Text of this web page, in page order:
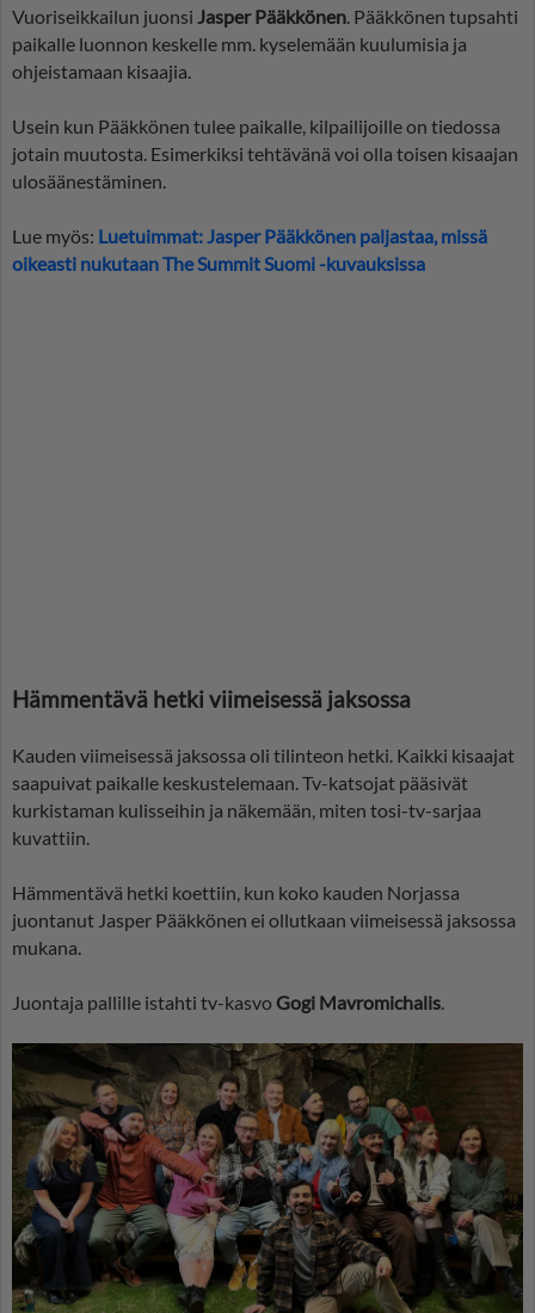
Vuoriseikkailun juonsi Jasper Pääkkönen . Pääkkönen tupsahti
paikalle luonnon keskelle mm. kyselemään kuulumisia ja
ohjeistamaan kisaajia.
Usein kun Pääkkönen tulee paikalle, kilpailijoille on tiedossa
jotain muutosta. Esimerkiksi tehtävänä voi olla toisen kisaajan
ulosäänestäminen.
Lue myös: Luetuimmat: Jasper Pääkkönen paljastaa, missä
oikeasti nukutaan The Summit Suomi -kuvauksissa
Hämmentävä hetki viimeisessä jaksossa
Kauden viimeisessä jaksossa oli tilinteon hetki. Kaikki kisaajat
saapuivat paikalle keskustelemaan. Tv-katsojat pääsivät
kurkistaman kulisseihin ja näkemään, miten tosi-tv-sarjaa
kuvattiin.
Hämmentävä hetki koettiin, kun koko kauden Norjassa
juontanut Jasper Pääkkönen ei ollutkaan viimeisessä jaksossa
mukana.
Juontaja pallille istahti tv-kasvoGogi Mavromichalis